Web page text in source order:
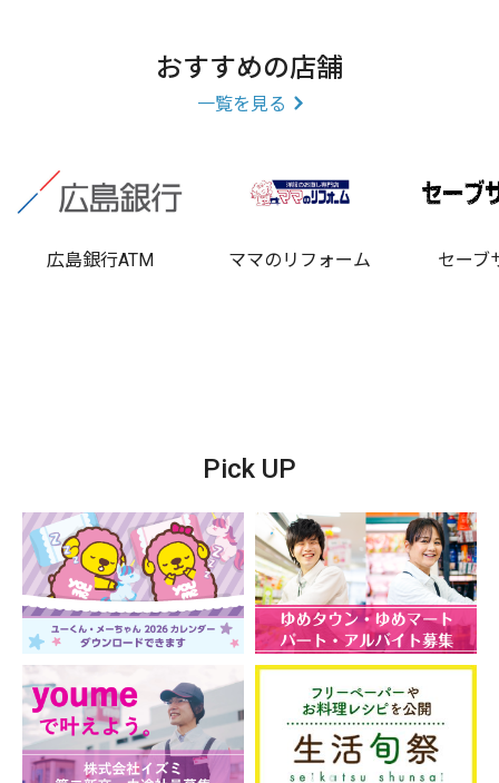
おすすめの店舗
一覧を見る
広島銀行ATM ママのリフォーム セーブ
Pick UP